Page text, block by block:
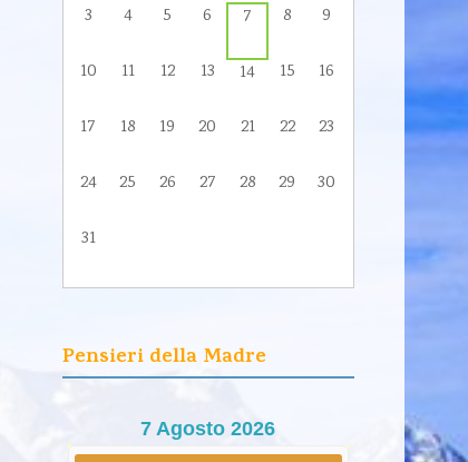
3 4 5 6 7 8 9
10 11 12 13 14 15 16
17 18 19 20 21 22 23
24 25 26 27 28 29 30
31
Pensieri della Madre
7 Agosto 2026